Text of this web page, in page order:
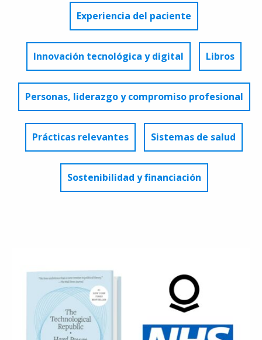
Experiencia del paciente
Innovación tecnológica y digital Libros
Personas, liderazgo y compromiso profesional
Prácticas relevantes Sistemas de salud
Sostenibilidad y financiación